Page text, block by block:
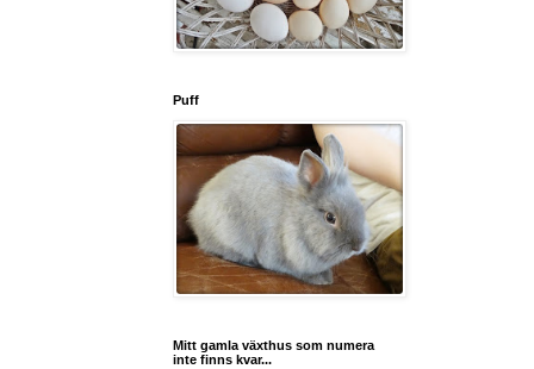
Puff
Mitt gamla växthus som numera
inte finns kvar...